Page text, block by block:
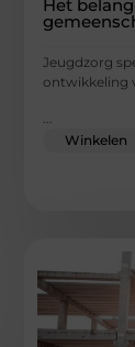
Het
Jeugdzorg
ontwikkeling
Winkelen